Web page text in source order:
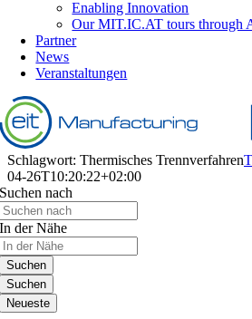
Enabling Innovation
Our MIT.IC.AT tours through
Partner
News
Veranstaltungen
Schlagwort: Thermisches Trennverfahren
04-26T10:20:22+02:00
Suchen nach
In der Nähe
Suchen
Suchen
Neueste